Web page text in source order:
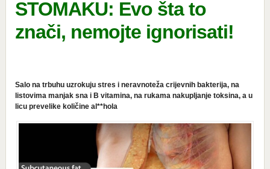
STOMAKU: Evo šta to
znači, nemojte ignorisati!
Salo na trbuhu uzrokuju stres i neravnoteža crijevnih bakterija, na
listovima manjak sna i B vitamina, na rukama nakupljanje toksina, a u
licu prevelike količine al**hola